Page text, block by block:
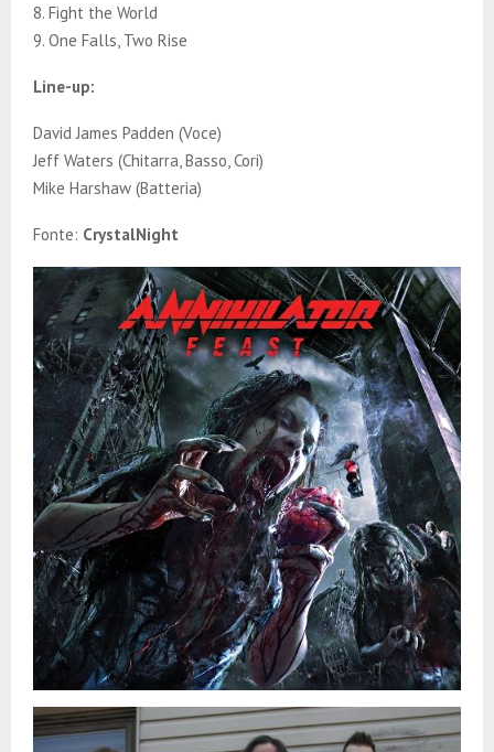
8. Fight the World
9. One Falls, Two Rise
Line-up:
David James Padden (Voce)
Jeff Waters (Chitarra, Basso, Cori)
Mike Harshaw (Batteria)
Fonte: CrystalNight